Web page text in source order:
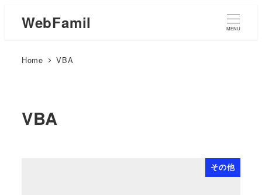
WebFamil MENU
Home VBA
VBA
その他